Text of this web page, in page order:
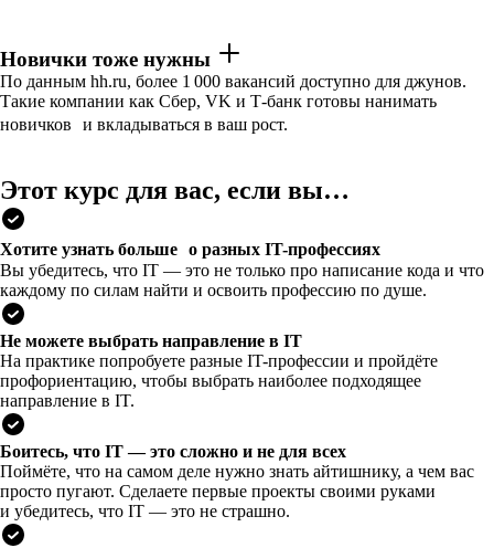
Новички тоже нужны
По данным hh.ru, более 1 000 вакансий доступно для джунов.
Такие компании как Сбер, VK и Т-банк готовы нанимать
новичков и вкладываться в ваш рост.
Этот курс для вас, если вы…
Хотите узнать больше о разных IT-профессиях
Вы убедитесь, что IT — это не только про написание кода и что
каждому по силам найти и освоить профессию по душе.
Не можете выбрать направление в IT
На практике попробуете разные IT-профессии и пройдёте
профориентацию, чтобы выбрать наиболее подходящее
направление в IT.
Боитесь, что IT — это сложно и не для всех
Поймёте, что на самом деле нужно знать айтишнику, а чем вас
просто пугают. Сделаете первые проекты своими руками
и убедитесь, что IT — это не страшно.